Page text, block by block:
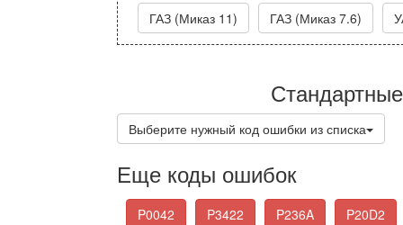
ГАЗ (Миказ 11) ГАЗ (Миказ 7.6)
Выберите нужный код ошибки из списка
Еще коды ошибок
P0042 P3422 P236A
P20D2